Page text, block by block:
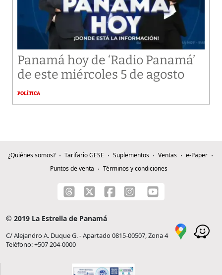
Panamá hoy de ‘Radio Panamá’
de este miércoles 5 de agosto
POLÍTICA
¿Quiénes somos? Tarifario GESE Suplementos Ventas
e-Paper
Puntos de venta
Términos y condiciones
© 2019 La Estrella de Panamá
C/ Alejandro A. Duque G. - Apartado 0815-00507, Zona 4
Teléfono: +507 204-0000